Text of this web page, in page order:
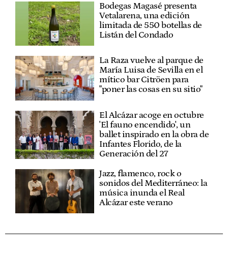
Bodegas Magasé presenta
Vetalarena, una edición
limitada de 550 botellas de
Listán del Condado
La Raza vuelve al parque de
María Luisa de Sevilla en el
mítico bar Citröen para
"poner las cosas en su sitio"
El Alcázar acoge en octubre
'El fauno encendido', un
ballet inspirado en la obra de
Infantes Florido, de la
Generación del 27
Jazz, flamenco, rock o
sonidos del Mediterráneo: la
música inunda el Real
Alcázar este verano